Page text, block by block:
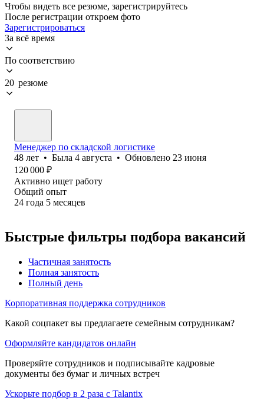
Чтобы видеть все резюме, зарегистрируйтесь
После регистрации откроем фото
Зарегистрироваться
За всё время
По соответствию
20 резюме
Менеджер по складской логистике
48 лет • Была 4 августа • Обновлено 23 июня
120 000 ₽
Активно ищет работу
Общий опыт
24 года 5 месяцев
Быстрые фильтры подбора вакансий
Частичная занятость
Полная занятость
Полный день
Корпоративная поддержка сотрудников
Какой соцпакет вы предлагаете семейным сотрудникам?
Оформляйте кандидатов онлайн
Проверяйте сотрудников и подписывайте кадровые
документы без бумаг и личных встреч
Ускорьте подбор в 2 раза с Talantix